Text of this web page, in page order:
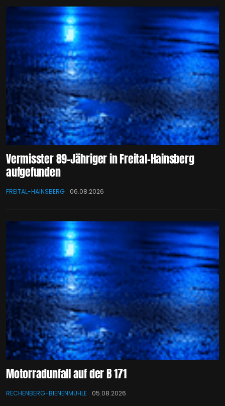
Vermisster 89-Jähriger in Freital-Hainsberg
aufgefunden
FREITAL-HAINSBERG 06.08.2026
Motorradunfall auf der B 171
RECHENBERG-BIENENMÜHLE 05.08.2026